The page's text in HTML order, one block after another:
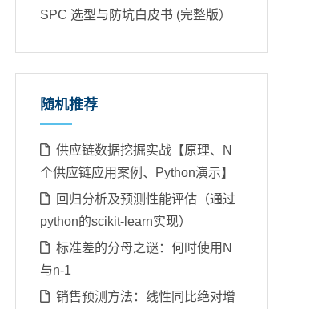
SPC 选型与防坑白皮书 (完整版）
随机推荐
供应链数据挖掘实战【原理、N
个供应链应用案例、Python演示】
回归分析及预测性能评估（通过
python的scikit-learn实现）
标准差的分母之谜：何时使用N
与n-1
销售预测方法：线性同比绝对增